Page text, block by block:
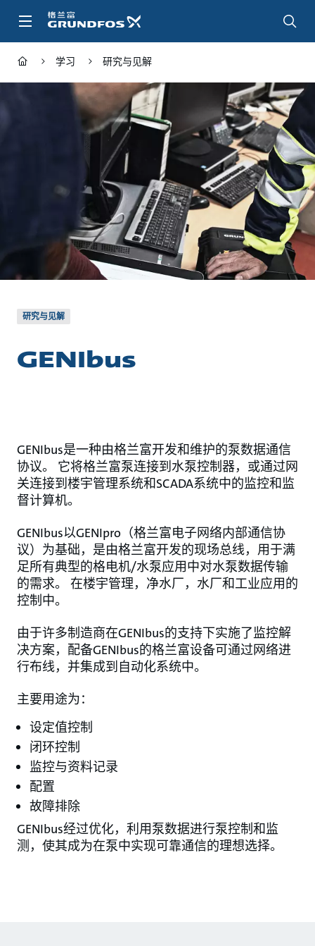
内
学习 研究与见解
研究与见解
GENIbus
GENIbus是一种由格兰富开发和维护的泵数据通信
协议。 它将格兰富泵连接到水泵控制器，或通过网
关连接到楼宇管理系统和SCADA系统中的监控和监
督计算机。
GENIbus以GENIpro（格兰富电子网络内部通信协
议）为基础，是由格兰富开发的现场总线，用于满
足所有典型的格电机/水泵应用中对水泵数据传输
的需求。 在楼宇管理，净水厂，水厂和工业应用的
控制中。
由于许多制造商在GENIbus的支持下实施了监控解
决方案，配备GENIbus的格兰富设备可通过网络进
行布线，并集成到自动化系统中。
主要用途为：
设定值控制
闭环控制
监控与资料记录
配置
故障排除
GENIbus经过优化，利用泵数据进行泵控制和监
测，使其成为在泵中实现可靠通信的理想选择。